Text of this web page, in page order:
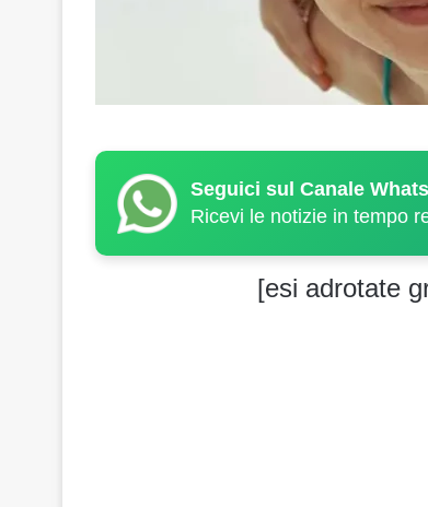
Seguici sul Canale
Ricevi le notizie in tempo
[esi adrotate